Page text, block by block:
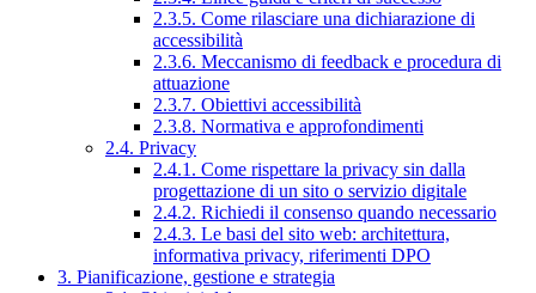
2.3.5. Come rilasciare una dichiarazione di
accessibilità
2.3.6. Meccanismo di feedback e procedura di
attuazione
2.3.7. Obiettivi accessibilità
2.3.8. Normativa e approfondimenti
2.4. Privacy
2.4.1. Come rispettare la privacy sin dalla
progettazione di un sito o servizio digitale
2.4.2. Richiedi il consenso quando necessario
2.4.3. Le basi del sito web: architettura,
informativa privacy, riferimenti DPO
3. Pianificazione, gestione e strategia